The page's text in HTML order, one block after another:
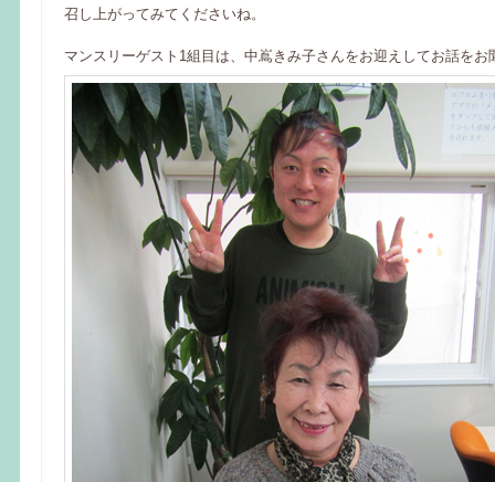
召し上がってみてくださいね。
マンスリーゲスト1組目は、中嶌きみ子さんをお迎えしてお話をお